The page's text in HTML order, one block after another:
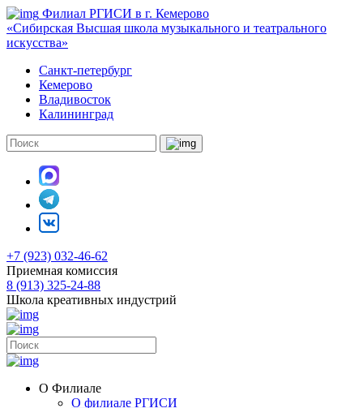
Филиал РГИСИ в г. Кемерово
«Сибирская Высшая школа музыкального и театрального
искусства»
Санкт-петербург
Кемерово
Владивосток
Калининград
+7 (923) 032-46-62
Приемная комиссия
8 (913) 325-24-88
Школа креативных индустрий
О Филиале
О филиале РГИСИ